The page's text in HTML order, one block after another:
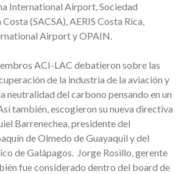
International Airport, Sociedad
(SACSA), AERIS Costa Rica,
Airport y OPAIN.
ACI-LAC debatieron sobre las
de la industria de la aviación y
neutralidad del carbono pensando en un
también, escogieron su nueva directiva
Barrenechea, presidente del
de Olmedo de Guayaquil y del
de Galápagos. Jorge Rosillo, gerente
fue considerado dentro del board de